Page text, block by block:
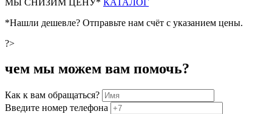
*Нашли дешевле? Отправьте нам счёт с указанием цены.
?>
чем мы можем вам помочь?
Как к вам обращаться?
Введите номер телефона